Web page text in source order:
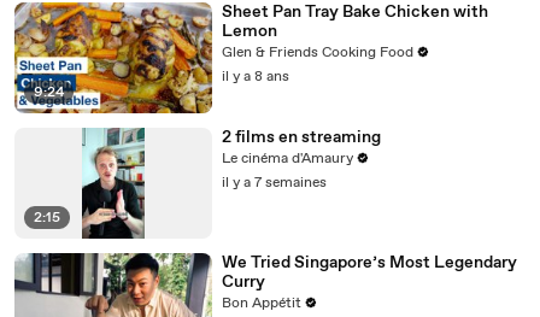
9:24
Sheet Pan Tray Bake Chicken with
Lemon
Glen & Friends Cooking Food
il y a 8 ans
2:15
2 films en streaming
Le cinéma d'Amaury
il y a 7 semaines
We Tried Singapore’s Most Legendary
Curry
Bon Appétit